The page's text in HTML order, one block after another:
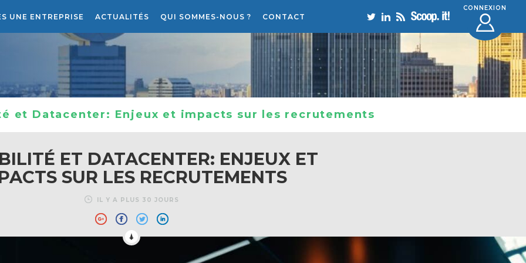
UNE ENTREPRISE ACTUALITÉS QUI SOMMES-NOUS ? CONTACT
CONNEXION
et Datacenter: Enjeux et impacts sur les recrutements
ET DATACENTER: ENJEUX ET
SUR LES RECRUTEMENTS
IL Y A PLUS 30 JOURS